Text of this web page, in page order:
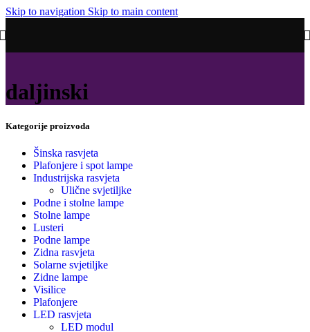
Skip to navigation Skip to main content
daljinski
Kategorije proizvoda
Šinska rasvjeta
Plafonjere i spot lampe
Industrijska rasvjeta
Ulične svjetiljke
Podne i stolne lampe
Stolne lampe
Lusteri
Podne lampe
Zidna rasvjeta
Solarne svjetiljke
Zidne lampe
Visilice
Plafonjere
LED rasvjeta
LED modul